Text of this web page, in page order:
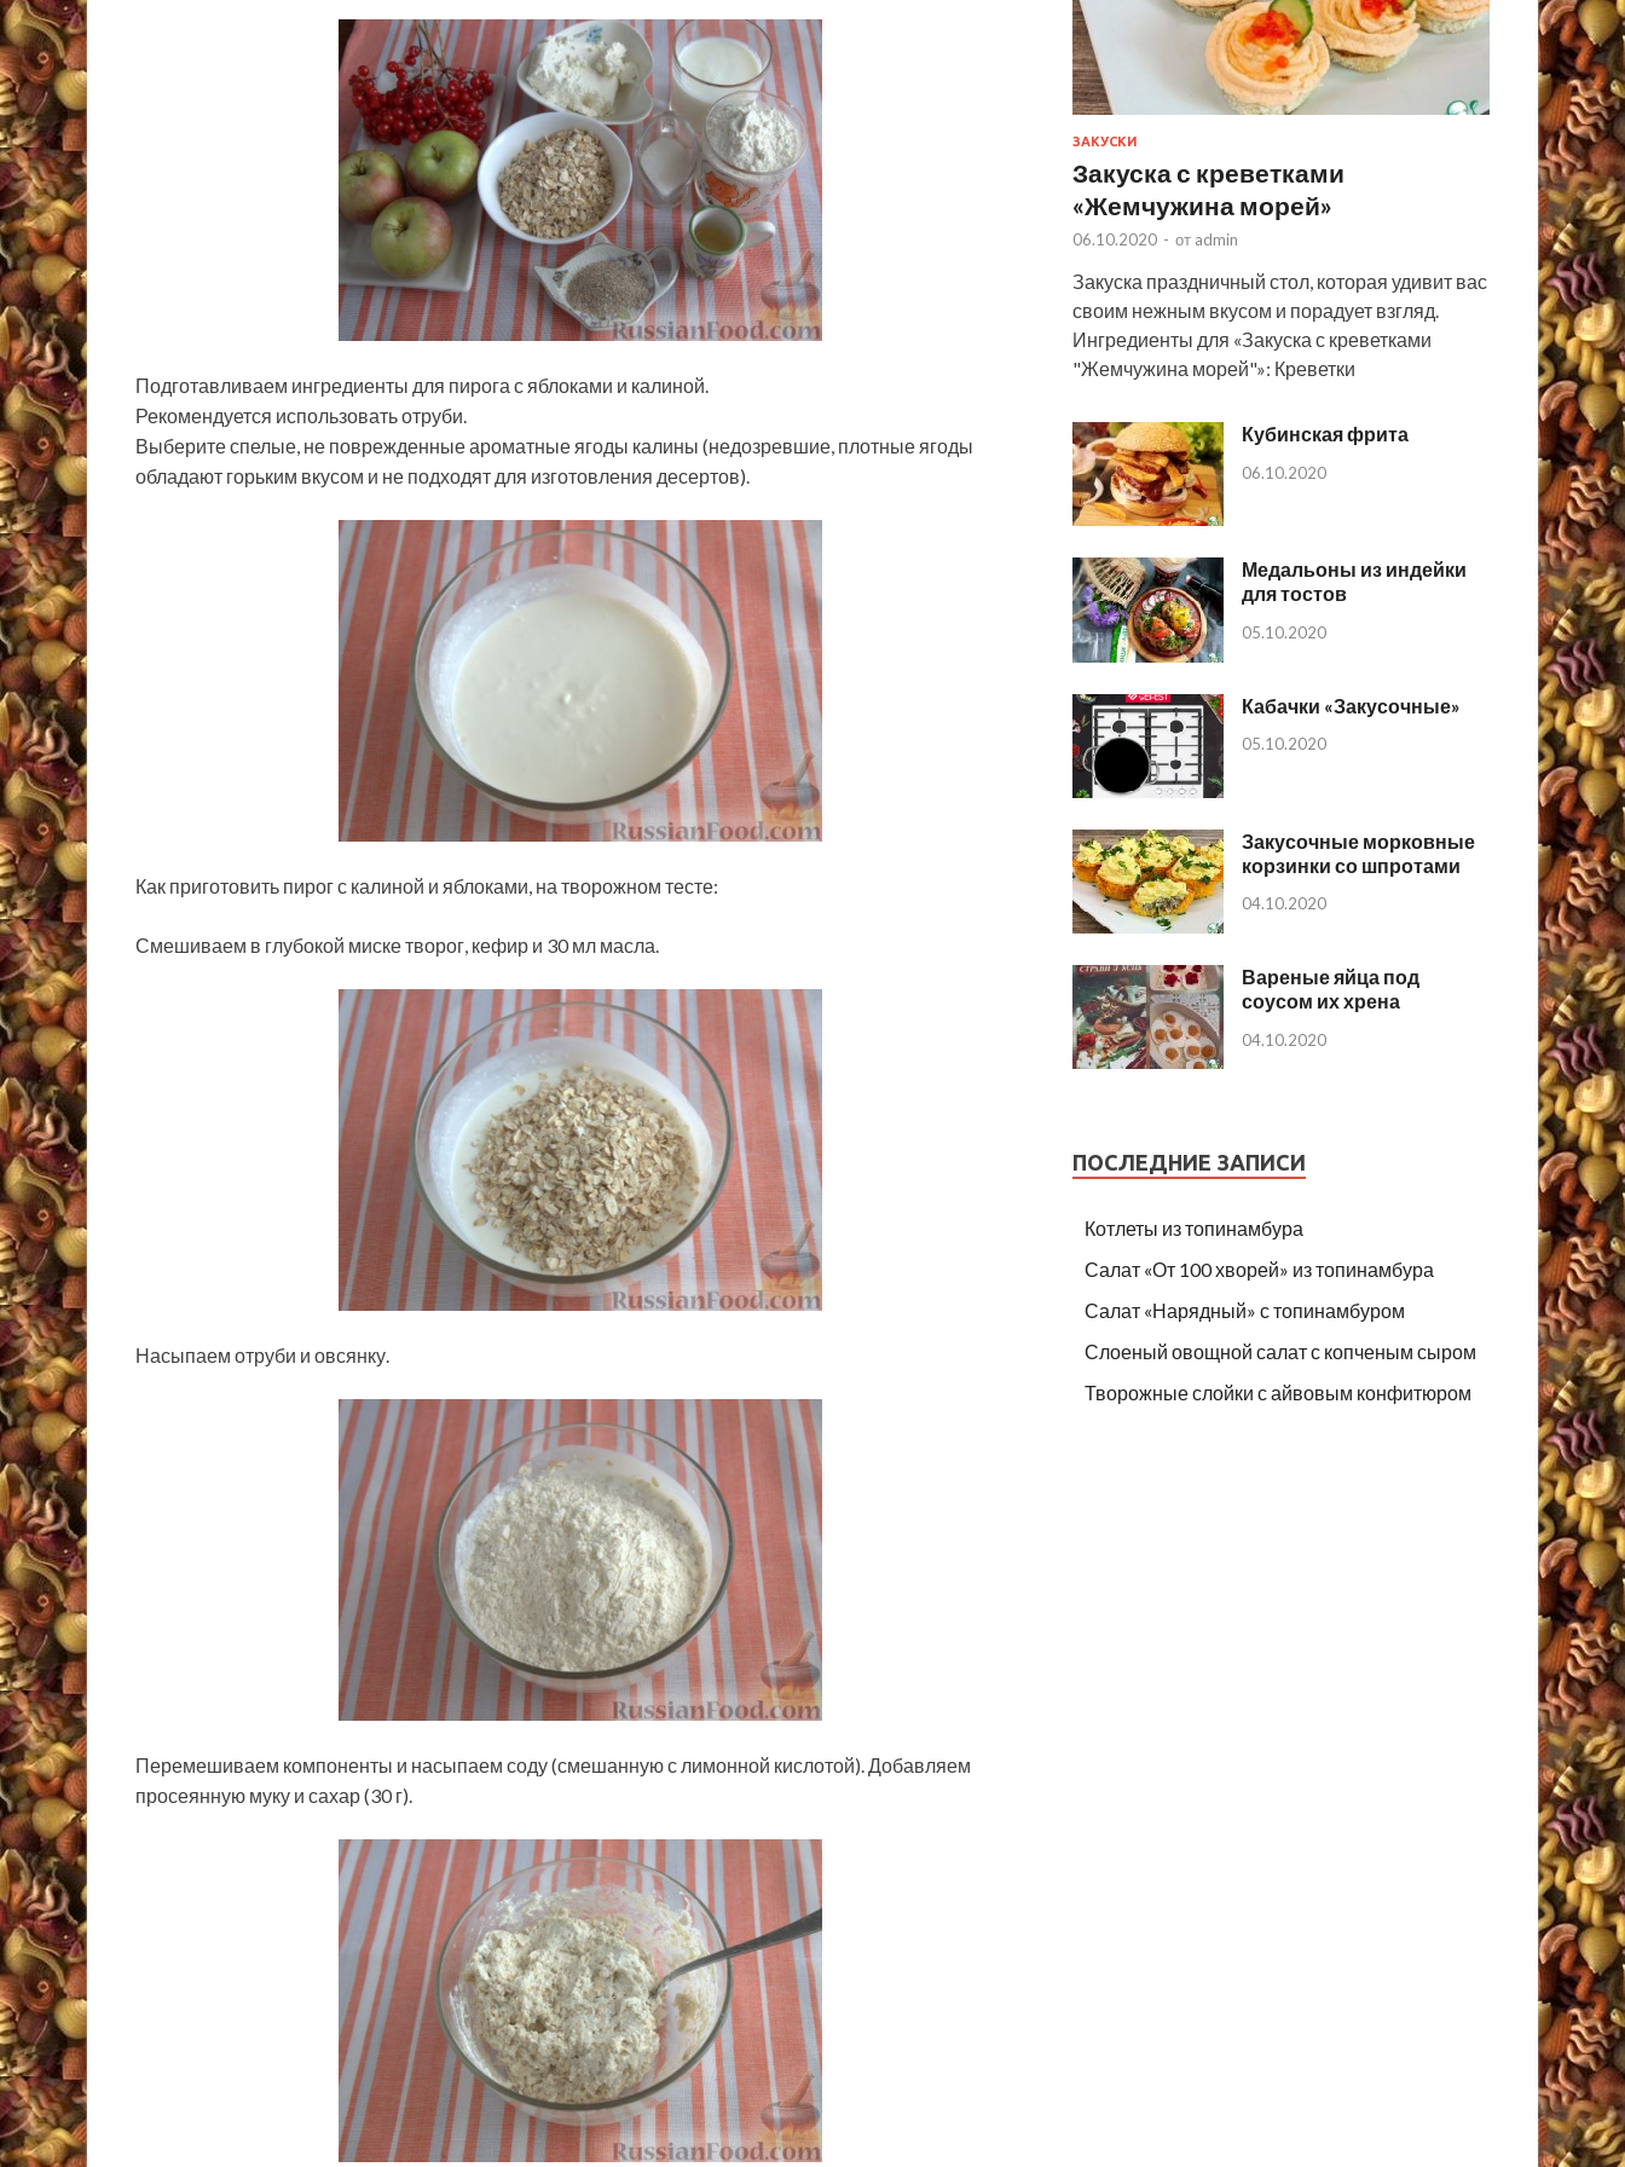
Подготавливаем ингредиенты для пирога с яблоками и калиной.
Рекомендуется использовать отруби.
Выберите спелые, не поврежденные ароматные ягоды калины (недозревшие, плотные ягоды
обладают горьким вкусом и не подходят для изготовления десертов).
Как приготовить пирог с калиной и яблоками, на творожном тесте:
Смешиваем в глубокой миске творог, кефир и 30 мл масла.
Насыпаем отруби и овсянку.
Перемешиваем компоненты и насыпаем соду (смешанную с лимонной кислотой). Добавляем
просеянную муку и сахар (30 г).
ЗАКУСКИ
Закуска с креветками
«Жемчужина морей»
06.10.2020 - от admin
Закуска праздничный стол, которая удивит вас
своим нежным вкусом и порадует взгляд.
Ингредиенты для «Закуска с креветками
"Жемчужина морей"»: Креветки
Кубинская фрита
06.10.2020
Медальоны из индейки
для тостов
05.10.2020
Кабачки «Закусочные»
05.10.2020
Закусочные морковные
корзинки со шпротами
04.10.2020
Вареные яйца под
соусом их хрена
04.10.2020
ПОСЛЕДНИЕ ЗАПИСИ
Котлеты из топинамбура
Салат «От 100 хворей» из топинамбура
Салат «Нарядный» с топинамбуром
Слоеный овощной салат с копченым сыром
Творожные слойки с айвовым конфитюром